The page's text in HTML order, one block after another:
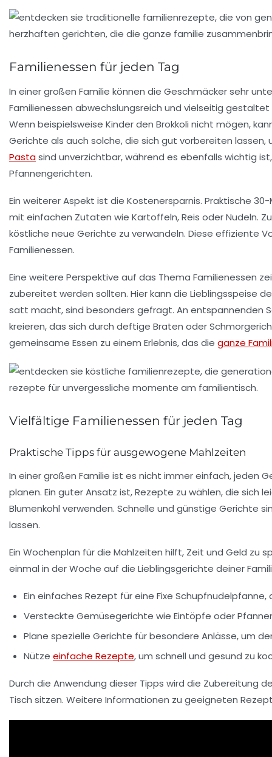
Familienessen für jeden Tag
In einergroßen Familie können die Geschmäcker sehr
Familienessen abwechslungsreich und vielseitig
Wenn beispielsweise Kinder den Brokkoli nicht mögen,
Gerichte als auch solche, die sich gut vorbereiten lassen,
Pastasind unverzichtbar, während es ebenfalls wichtig
Pfannengerichten.
Ein weiterer Aspekt ist die Kostenersparnis. Praktische 30-
mit einfachen Zutaten wie Kartoffeln,Reis oderNudeln.
köstliche neue Gerichte zu verwandeln. Diese effiziente
Familienessen.
Eine weitere Perspektive auf das Thema Familienessen
zubereitet werden sollten. Hier kann die Lieblingsspeise
satt macht, sind besonders gefragt. An entspannenden
kreieren, das sich durch deftige Braten oder
gemeinsame Essen zu einem Erlebnis, das die ganze
Vielfältige Familienessen für jeden Tag
Praktische Tipps für ausgewogene Mahlzeiten
In einer großen Familie ist es nicht immer einfach, jeden
planen. Ein guter Ansatz ist, Rezepte zu wählen, die sich
Blumenkohl verwenden. Schnelle und günstige Gerichte
lassen.
Ein Wochenplan für die Mahlzeiten hilft, Zeit und Geld zu
einmal in der Woche auf die Lieblingsgerichte deiner
Ein einfaches Rezept für eine Fixe Schupfnudelpfanne,
Versteckte Gemüsegerichte wie Eintöpfe oder
Plane spezielle Gerichte für besondere Anlässe, um
Nütze einfache Rezepte, um schnell und gesund zu
Durch die Anwendung dieser Tipps wird die Zubereitung
Tisch sitzen. Weitere Informationen zu geeigneten